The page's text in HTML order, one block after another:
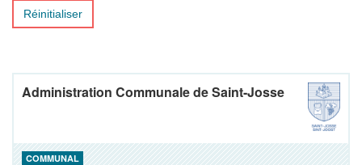
Réinitialiser
Administration Communale de Saint-Josse
COMMUNAL